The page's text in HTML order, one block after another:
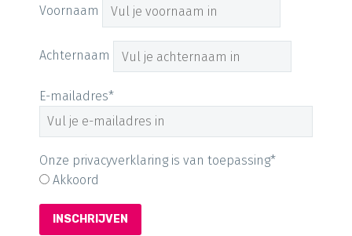
Voornaam
Achternaam
E-mailadres*
Onze privacyverklaring is van toepassing*
Akkoord